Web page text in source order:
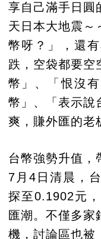
享自己滿手日圓
天日本大地震～
幣呀？」，還
跌，空袋都要空
幣」、「恨沒
幣」、「表示說
爽，賺外匯的老
台幣強勢升值，
7月4日清晨，
探至0.1902元
匯潮。不僅多家
機，討論區也被